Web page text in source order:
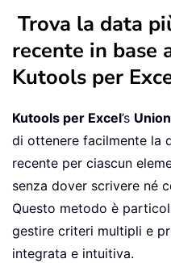
Trova la data
recente in base
Kutools per
Kutools per Excel’s
di ottenere facilmente la
recente per ciascun
senza dover scrivere né
Questo metodo è
gestire criteri multipli e
integrata e intuitiva.